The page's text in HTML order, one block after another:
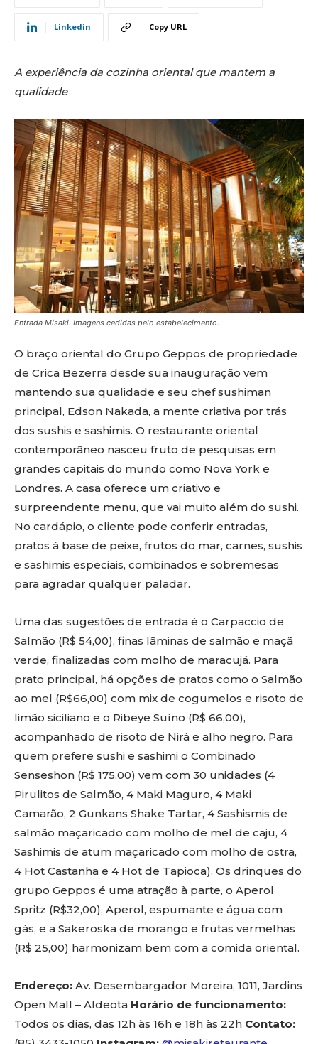
Linkedin Copy URL
A experiência da cozinha oriental que mantem a
qualidade
Entrada Misaki. Imagens cedidas pelo estabelecimento.
O braço oriental do Grupo Geppos de propriedade
de Crica Bezerra desde sua inauguração vem
mantendo sua qualidade e seu chef sushiman
principal, Edson Nakada, a mente criativa por trás
dos sushis e sashimis. O restaurante oriental
contemporâneo nasceu fruto de pesquisas em
grandes capitais do mundo como Nova York e
Londres. A casa oferece um criativo e
surpreendente menu, que vai muito além do sushi.
No cardápio, o cliente pode conferir entradas,
pratos à base de peixe, frutos do mar, carnes, sushis
e sashimis especiais, combinados e sobremesas
para agradar qualquer paladar.
Uma das sugestões de entrada é o Carpaccio de
Salmão (R$ 54,00), finas lâminas de salmão e maçã
verde, finalizadas com molho de maracujá. Para
prato principal, há opções de pratos como o Salmão
ao mel (R$66,00) com mix de cogumelos e risoto de
limão siciliano e o Ribeye Suíno (R$ 66,00),
acompanhado de risoto de Nirá e alho negro. Para
quem prefere sushi e sashimi o Combinado
Senseshon (R$ 175,00) vem com 30 unidades (4
Pirulitos de Salmão, 4 Maki Maguro, 4 Maki
Camarão, 2 Gunkans Shake Tartar, 4 Sashismis de
salmão maçaricado com molho de mel de caju, 4
Sashimis de atum maçaricado com molho de ostra,
4 Hot Castanha e 4 Hot de Tapioca). Os drinques do
grupo Geppos é uma atração à parte, o Aperol
Spritz (R$32,00), Aperol, espumante e água com
gás, e a Sakeroska de morango e frutas vermelhas
(R$ 25,00) harmonizam bem com a comida oriental.
Endereço: Av. Desembargador Moreira, 1011, Jardins
Open Mall – Aldeota Horário de funcionamento:
Todos os dias, das 12h às 16h e 18h às 22h Contato: